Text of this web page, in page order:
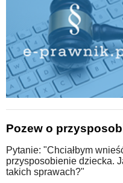
Pozew o
Pytanie: "Chciałbym
przysposobienie dziecka.
takich sprawach?"